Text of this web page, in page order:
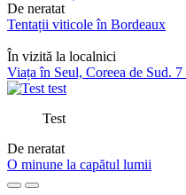
De neratat
Tentații viticole în Bordeaux
În vizită la localnici
Viața în Seul, Coreea de Sud.
Test
De neratat
O minune la capătul lumii